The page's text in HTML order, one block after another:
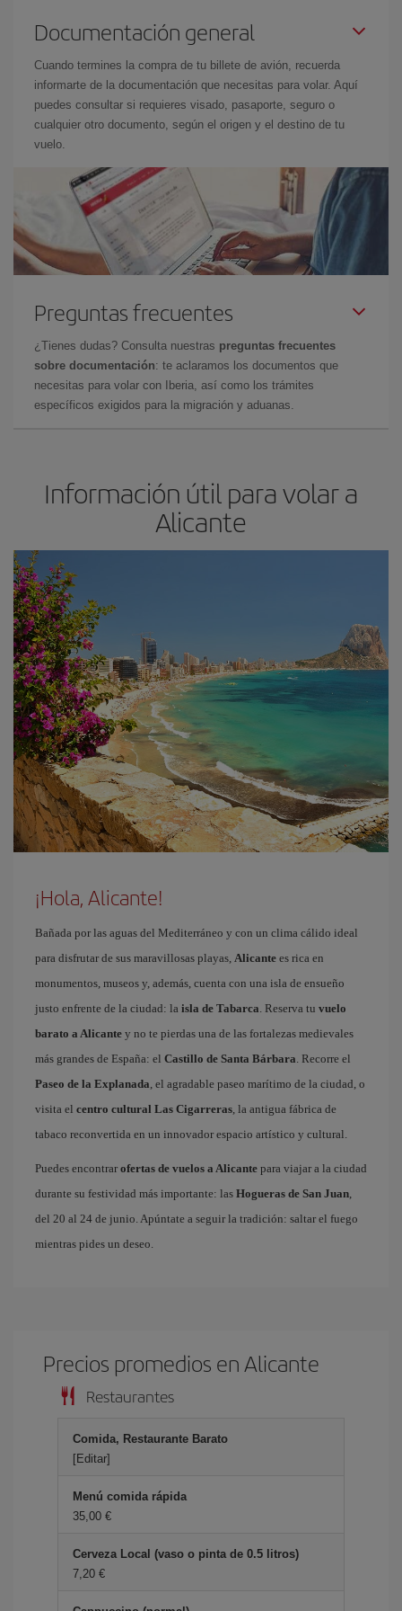
Documentación general
Cuando termines la compra de tu billete de avión, recuerda
informarte de la documentación que necesitas para volar. Aquí
puedes consultar si requieres visado, pasaporte, seguro o
cualquier otro documento, según el origen y el destino de tu
vuelo.
Preguntas frecuentes
¿Tienes dudas? Consulta nuestras preguntas frecuentes
sobre documentación: te aclaramos los documentos que
necesitas para volar con Iberia, así como los trámites
específicos exigidos para la migración y aduanas.
Información útil para volar a
Alicante
¡Hola, Alicante!
Bañada por las aguas del Mediterráneo y con un clima cálido ideal
para disfrutar de sus maravillosas playas, Alicante es rica en
monumentos, museos y, además, cuenta con una isla de ensueño
justo enfrente de la ciudad: la isla de Tabarca. Reserva tu vuelo
barato a Alicante y no te pierdas una de las fortalezas medievales
más grandes de España: el Castillo de Santa Bárbara. Recorre el
Paseo de la Explanada, el agradable paseo marítimo de la ciudad, o
visita el centro cultural Las Cigarreras, la antigua fábrica de
tabaco reconvertida en un innovador espacio artístico y cultural.
Puedes encontrar ofertas de vuelos a Alicante para viajar a la ciudad
durante su festividad más importante: las Hogueras de San Juan,
del 20 al 24 de junio. Apúntate a seguir la tradición: saltar el fuego
mientras pides un deseo.
Precios promedios en Alicante
Restaurantes
Comida, Restaurante Barato
[Editar]
Menú comida rápida
35,00 €
Cerveza Local (vaso o pinta de 0.5 litros)
7,20 €